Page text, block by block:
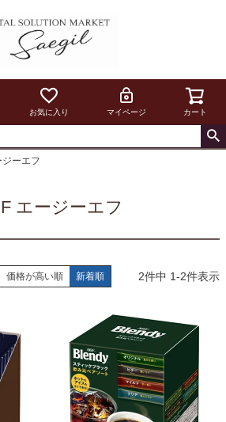
お気に入り マイページ カート
ーエフ
エージーエフ
価格が高い順 新着順 2件中 1-2件表示